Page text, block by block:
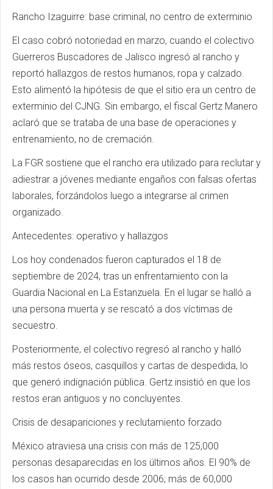
Rancho Izaguirre: base criminal, no centro de exterminio
El caso cobró notoriedad en marzo, cuando el colectivo
Guerreros Buscadores de Jalisco ingresó al rancho y
reportó hallazgos de restos humanos, ropa y calzado.
Esto alimentó la hipótesis de que el sitio era un centro de
exterminio del CJNG. Sin embargo, el fiscal Gertz Manero
aclaró que se trataba de una base de operaciones y
entrenamiento, no de cremación.
La FGR sostiene que el rancho era utilizado para reclutar y
adiestrar a jóvenes mediante engaños con falsas ofertas
laborales, forzándolos luego a integrarse al crimen
organizado.
Antecedentes: operativo y hallazgos
Los hoy condenados fueron capturados el 18 de
septiembre de 2024, tras un enfrentamiento con la
Guardia Nacional en La Estanzuela. En el lugar se halló a
una persona muerta y se rescató a dos víctimas de
secuestro.
Posteriormente, el colectivo regresó al rancho y halló
más restos óseos, casquillos y cartas de despedida, lo
que generó indignación pública. Gertz insistió en que los
restos eran antiguos y no concluyentes.
Crisis de desapariciones y reclutamiento forzado
México atraviesa una crisis con más de 125,000
personas desaparecidas en los últimos años. El 90% de
los casos han ocurrido desde 2006; más de 60,000